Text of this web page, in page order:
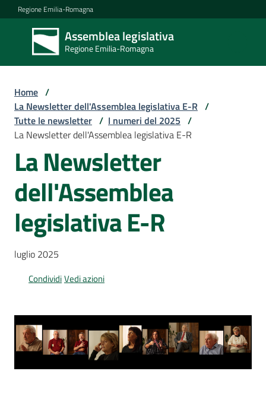
Vai al contenuto
Vai alla navigazione
Vai al footer
Regione Emilia-Romagna
Assemblea legislativa
Regione Emilia-Romagna
Assemblea
legislativa
Regione Emilia-
Assemblea
Attività
Argomenti
Per
cittadini
Home /
La Newsletter dell'Assemblea legislativa E-R /
Tutte le newsletter / I numeri del 2025 /
La Newsletter dell'Assemblea legislativa E-R
La Newsletter
dell'Assemblea
legislativa E-R
luglio 2025
CondividiVedi azioni